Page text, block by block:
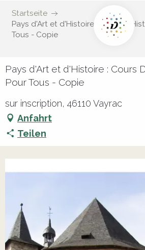
Startseite
Pays d'Art et d'Histoire : Cours
Tous - Copie
Pays d'Art et d'Histoire : Cours
Pour Tous - Copie
sur inscription, 46110 Vayrac
Anfahrt
Teilen